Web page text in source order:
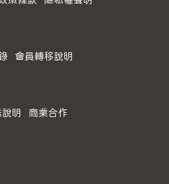
會員轉移說明
明 商業合作